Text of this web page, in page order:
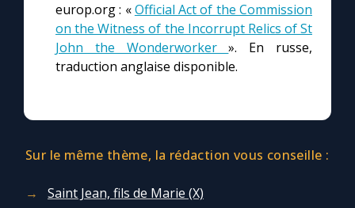
europ.org : «Official Act of the Commission
on the Witness of the Incorrupt Relics of St
John the Wonderworker». En russe,
traduction anglaise disponible.
Sur le même thème, la rédaction vous conseille :
Saint Jean, fils de Marie (X)